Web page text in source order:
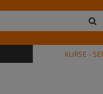
KURSE -